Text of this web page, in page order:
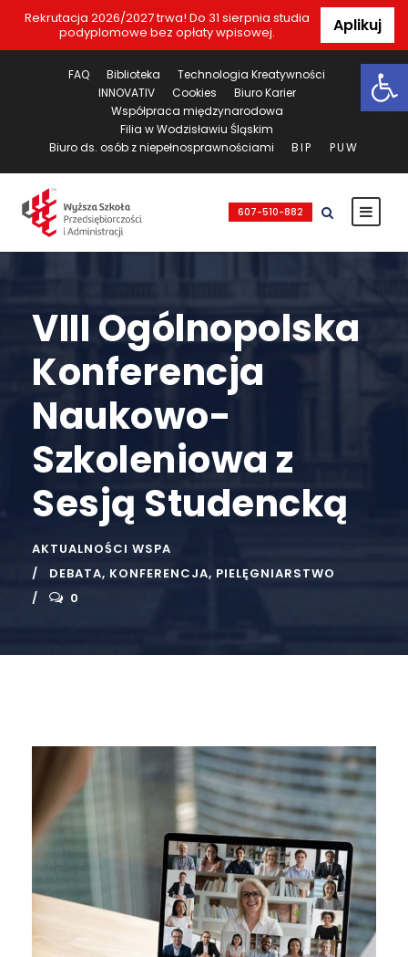
Rekrutacja 2026/2027 trwa! Do 31 sierpnia studia
podyplomowe bez opłaty wpisowej.
Aplikuj
FAQ Biblioteka
Technologia Kreatywności
INNOVATIV
Cookies
Biuro Karier
Współpraca międzynarodowa
Filia w Wodzisławiu Śląskim
Biuro ds. osób z niepełnosprawnościami
BIP PUW
607-510-882
VIII Ogólnopolska
Konferencja
Naukowo-
Szkoleniowa z
Sesją Studencką
AKTUALNOŚCI WSPA
DEBATA, KONFERENCJA, PIELĘGNIARSTWO
0